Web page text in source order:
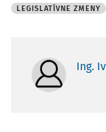
LEGISLATÍVNE ZMENY
Ing.